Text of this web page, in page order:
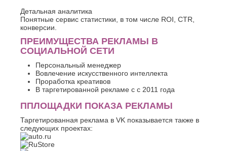
Йошкар-
Ола
К
Казань
Калининград
Калуга
Каменск-
Уральский
Камышин
Каспийск
Кемерово
Керчь
Киров
Кисловодск
Старый
Оскол
Стерлитамак
Судак
Сургут
Сызрань
Сыктывкар
Т
Таганрог
Тверь
Тольятти
Тула
Детальная аналитика
Понятные сервис статистики, в том числе ROI, CTR,
конверсии.
ПРЕИМУЩЕСТВА РЕКЛАМЫ В
СОЦИАЛЬНОЙ СЕТИ
Персональный менеджер
Вовлечение искусственного интеллекта
Проработка креативов
В таргетированной рекламе с с 2011 года
ППЛОЩАДКИ ПОКАЗА РЕКЛАМЫ
Таргетированная реклама в VK показывается также в
следующих проектах: